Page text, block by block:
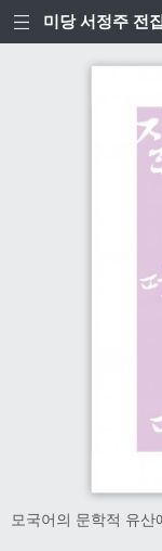
모국어의 문학적 유